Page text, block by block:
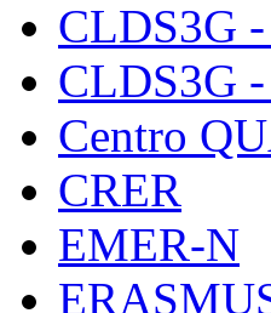
CLDS3G
CLDS3G
Centro
CRER
EMER-N